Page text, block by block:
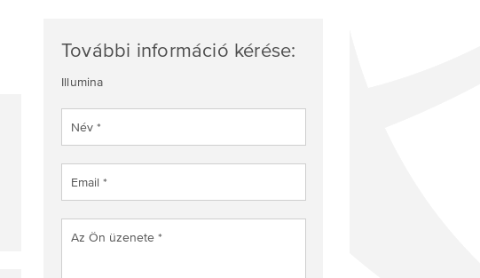
További információ kérése:
Illumina